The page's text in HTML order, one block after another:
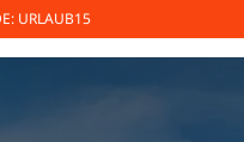
URLAUB15